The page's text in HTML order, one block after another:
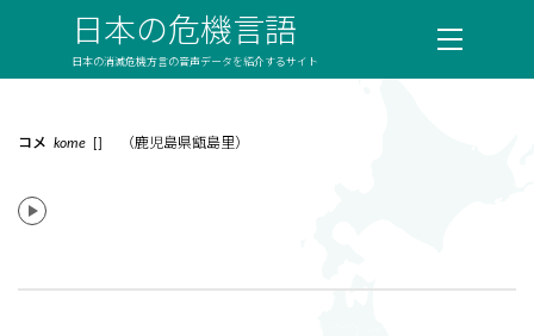
日本の危機言語
日本の消滅危機方言の音声データを紹介するサイト
コメ kome [] （鹿児島県甑島里）